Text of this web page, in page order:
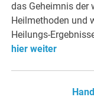
das Geheimnis der
Heilmethoden und
Heilungs-
hier weiter